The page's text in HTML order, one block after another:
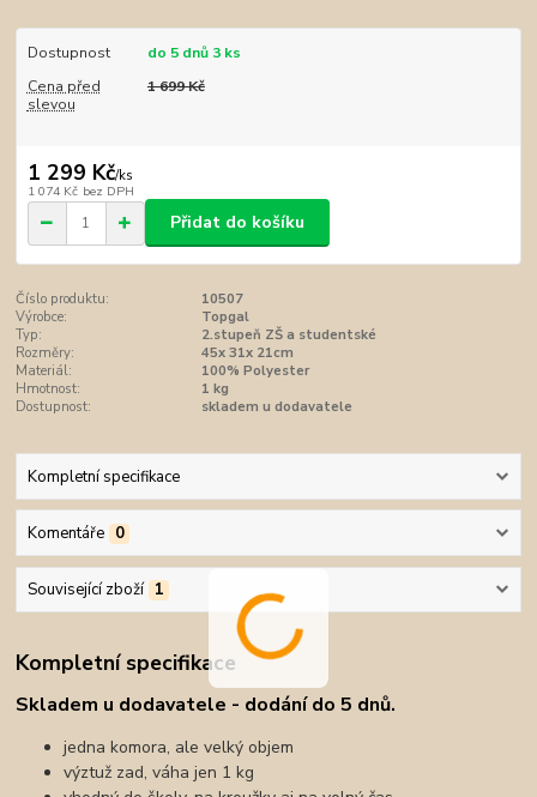
Dostupnost
do 5 dnů 3 ks
Cena před
slevou
1 699 Kč
1 299 Kč/ks
1 074 Kč bez DPH
Přidat do košíku
Číslo produktu:
10507
Výrobce:
Topgal
Typ:
2.stupeň ZŠ a studentské
Rozměry:
45x 31x 21cm
Materiál:
100% Polyester
Hmotnost:
1 kg
Dostupnost:
skladem u dodavatele
Kompletní specifikace
Komentáře 0
Související zboží 1
Kompletní specifikace
Skladem u dodavatele - dodání do 5 dnů.
jedna komora, ale velký objem
výztuž zad, váha jen 1 kg